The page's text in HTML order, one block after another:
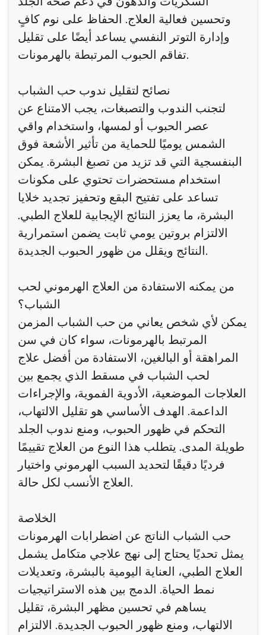
وتحسين فعالية العلاج. الحفاظ على نوم كافٍ
وإدارة التوتر النفسي يساعد أيضًا على تقليل
تفاقم الحبوب المرتبطة بالهرمونات.
نصائح لتقليل ندوب حب الشباب
لتجنب الندوب والتصبغات، يجب الامتناع عن
عصر الحبوب أو لمسها، واستخدام واقي
الشمس يوميًا للحماية من تأثير الأشعة فوق
البنفسجية التي قد تزيد من تصبغ البشرة. يمكن
استخدام مستحضرات تحتوي على مكونات
تساعد على تفتيح البقع وتحفيز تجديد خلايا
البشرة، ما يعزز النتائج الإيجابية للعلاج الطبي.
الالتزام بروتين يومي ثابت يضمن استمرارية
النتائج ويقلل من ظهور الحبوب الجديدة.
من يمكنه الاستفادة من العلاج الهرموني لحب
الشباب؟
يمكن لأي شخص يعاني من حب الشباب المزمن
المرتبط بالهرمونات، سواء كان في سن
المراهقة أو البالغين، الاستفادة من أفضل علاج
لحب الشباب في مسقط الذي يجمع بين
العلاجات الموضعية، الأدوية الفموية، والإجراءات
الداعمة. الهدف الأساسي هو تقليل الالتهاب،
التحكم في ظهور الحبوب، ومنع ندوب الجلد
طويلة المدى. يتطلب هذا النوع من العلاج تقييمًا
فرديًا دقيقًا لتحديد السبب الهرموني واختيار
العلاج الأنسب لكل حالة.
الخلاصة
حب الشباب الناتج عن اضطرابات الهرمونات
يمثل تحديًا يحتاج إلى نهج علاجي متكامل يشمل
العلاج الطبي، العناية اليومية بالبشرة، وتعديلات
نمط الحياة. الدمج بين هذه الاستراتيجيات
يساهم في تحسين مظهر البشرة، تقليل
الالتهاب، ومنع ظهور الحبوب الجديدة. الالتزام